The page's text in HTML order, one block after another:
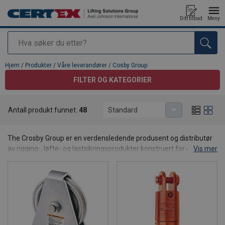
Søk
Ditt tilbud Meny
Produkt lagt i din handlekurv
Hjem / Produkter / Våre leverandører / Cosby Group
FILTER OG KATEGORIER
Cosby Group
The Crosby Group er en verdensledende produsent og distributør
av rigging-, løfte- og lastsikringsprodukter konstruert for de mest
tallet har Crosby bygget en sterk arv av innovasjon innen smiing,
sporbarhet og sikkerhetssystemer.
Crosbys produktspekter omfatter et bredt utvalg av førsteklasses
løfteutstyr:
Blokker
Kroker
Vis mer
Antall produkt funnet: 48 Standard